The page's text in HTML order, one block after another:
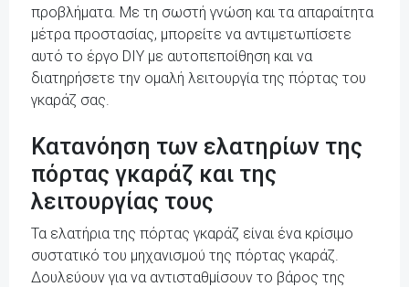
προβλήματα. Με τη σωστή γνώση και τα απαραίτητα
μέτρα προστασίας, μπορείτε να αντιμετωπίσετε
αυτό το έργο DIY με αυτοπεποίθηση και να
διατηρήσετε την ομαλή λειτουργία της πόρτας του
γκαράζ σας.
Κατανόηση των ελατηρίων της
πόρτας γκαράζ και της
λειτουργίας τους
Τα ελατήρια της πόρτας γκαράζ είναι ένα κρίσιμο
συστατικό του μηχανισμού της πόρτας γκαράζ.
Δουλεύουν για να αντισταθμίσουν το βάρος της